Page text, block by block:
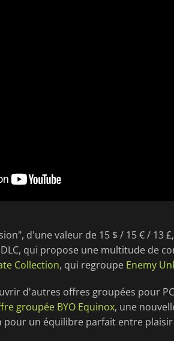
d'une valeur de 15 $ / 15 € / 13
qui propose une multitude de
Collection, qui regroupe Enemy
d'autres offres groupées pour
groupée BYO Equinox, une
pour un équilibre parfait entre